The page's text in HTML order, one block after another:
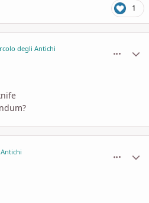
1
degli Antichi